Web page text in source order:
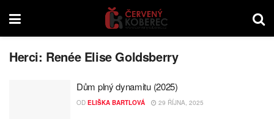
Herci: Renée Elise Goldsberry
Dům plný dynamitu (2025)
OD ELIŠKA BARTLOVÁ 29 ŘÍJNA, 2025